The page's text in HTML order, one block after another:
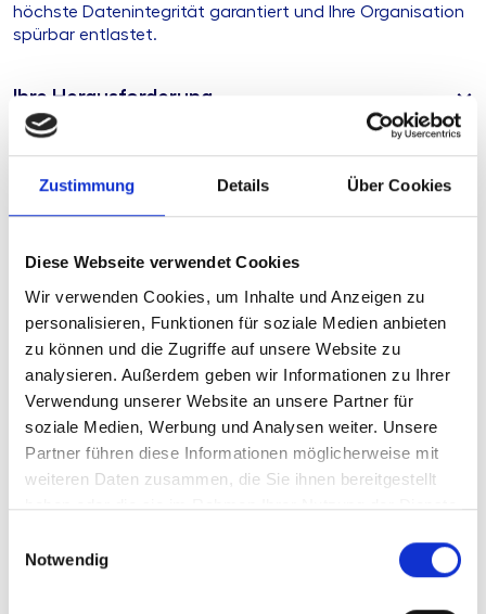
Zustimmung Details Über Cookies
Diese Webseite verwendet Cookies
Wir verwenden Cookies, um Inhalte und Anzeigen zu
personalisieren, Funktionen für soziale Medien anbieten
zu können und die Zugriffe auf unsere Website zu
analysieren. Außerdem geben wir Informationen zu Ihrer
Verwendung unserer Website an unsere Partner für
soziale Medien, Werbung und Analysen weiter. Unsere
Partner führen diese Informationen möglicherweise mit
weiteren Daten zusammen, die Sie ihnen bereitgestellt
haben oder die sie im Rahmen Ihrer Nutzung der Dienste
Notwendig
höchste Datenintegrität garantiert und Ihre Organisation
spürbar entlastet.
Ihre Herausforderung
Produkttyp
Standardisierte
Stand 05.01.2026
Geplante
Aktualisierung
derzeit keine
Dieser Inhalt steht nur angemeldeten Nutzern zur
Verfügung.